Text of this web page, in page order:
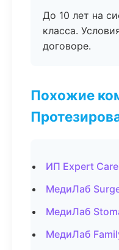
До 10 лет на
класса.
договоре.
Похожие
ИП Expert
МедиЛаб
МедиЛаб
МедиЛаб